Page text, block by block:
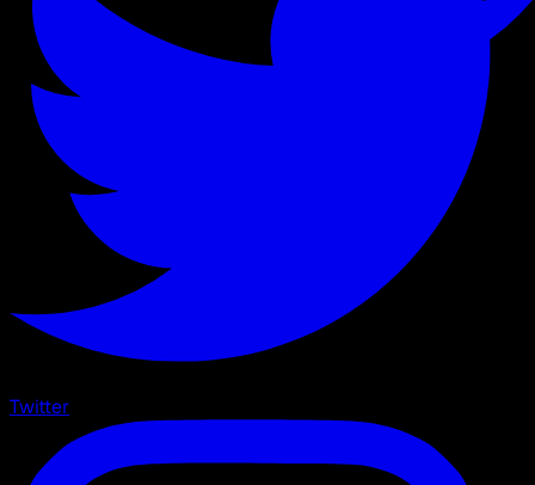
Twitter